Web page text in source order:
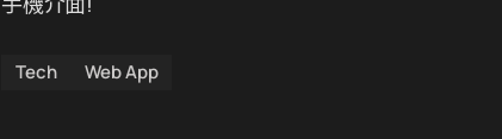
Tech Web App